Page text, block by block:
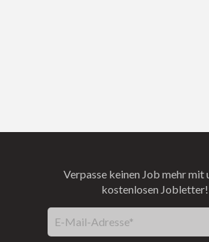
Verpasse keinen Job mehr mit
kostenlosen Jobletter!
E-Mail-Adresse*